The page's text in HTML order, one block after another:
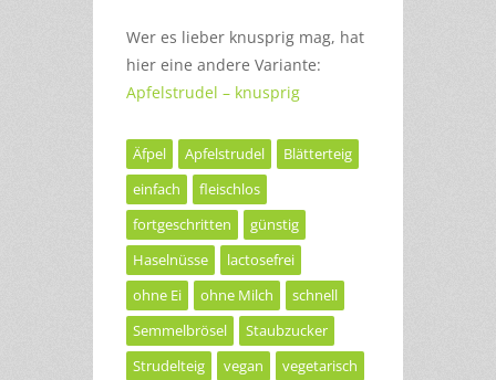
Wer es lieber knusprig mag, hat
hier eine andere Variante:
Apfelstrudel – knusprig
Äfpel Apfelstrudel
Blätterteig
einfach
fleischlos
fortgeschritten
günstig
Haselnüsse
lactosefrei
ohne Ei
ohne Milch
schnell
Semmelbrösel
Staubzucker
Strudelteig
vegan vegetarisch